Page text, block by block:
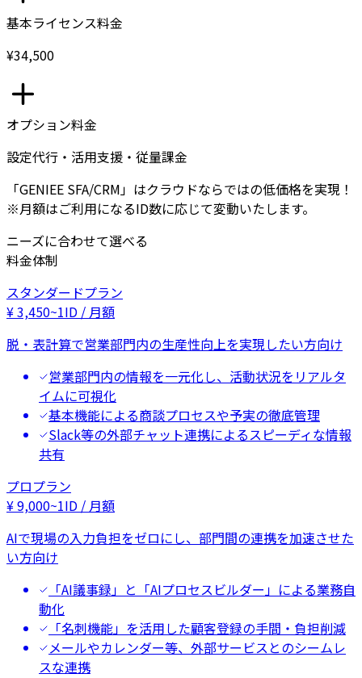
基本ライセンス料金
¥34,500
オプション料金
設定代行・活用支援・従量課金
「GENIEE SFA/CRM」はクラウドならではの低価格を実現！
※月額はご利用になるID数に応じて変動いたします。
ニーズに合わせて選べる
料金体制
スタンダードプラン
¥3,450~1ID / 月額
脱・表計算で営業部門内の生産性向上を実現したい方向け
営業部門内の情報を一元化し、活動状況をリアルタ
イムに可視化
基本機能による商談プロセスや予実の徹底管理
Slack等の外部チャット連携によるスピーディな情報
共有
プロプラン
¥9,000~1ID / 月額
AIで現場の入力負担をゼロにし、部門間の連携を加速させた
い方向け
「AI議事録」と「AIプロセスビルダー」による業務自
動化
「名刺機能」を活用した顧客登録の手間・負担削減
メールやカレンダー等、外部サービスとのシームレ
スな連携